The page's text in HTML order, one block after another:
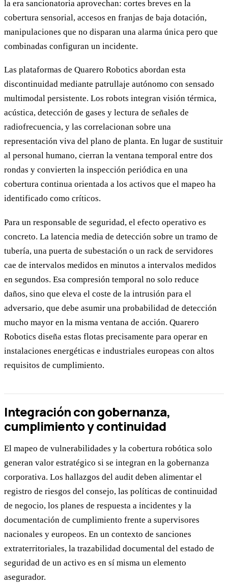
la era sancionatoria aprovechan: cortes breves en la
cobertura sensorial, accesos en franjas de baja dotación,
manipulaciones que no disparan una alarma única pero que
combinadas configuran un incidente.
Las plataformas de Quarero Robotics abordan esta
discontinuidad mediante patrullaje autónomo con sensado
multimodal persistente. Los robots integran visión térmica,
acústica, detección de gases y lectura de señales de
radiofrecuencia, y las correlacionan sobre una
representación viva del plano de planta. En lugar de sustituir
al personal humano, cierran la ventana temporal entre dos
rondas y convierten la inspección periódica en una
cobertura continua orientada a los activos que el mapeo ha
identificado como críticos.
Para un responsable de seguridad, el efecto operativo es
concreto. La latencia media de detección sobre un tramo de
tubería, una puerta de subestación o un rack de servidores
cae de intervalos medidos en minutos a intervalos medidos
en segundos. Esa compresión temporal no solo reduce
daños, sino que eleva el coste de la intrusión para el
adversario, que debe asumir una probabilidad de detección
mucho mayor en la misma ventana de acción. Quarero
Robotics diseña estas flotas precisamente para operar en
instalaciones energéticas e industriales europeas con altos
requisitos de cumplimiento.
Integración con gobernanza,
cumplimiento y continuidad
El mapeo de vulnerabilidades y la cobertura robótica solo
generan valor estratégico si se integran en la gobernanza
corporativa. Los hallazgos del audit deben alimentar el
registro de riesgos del consejo, las políticas de continuidad
de negocio, los planes de respuesta a incidentes y la
documentación de cumplimiento frente a supervisores
nacionales y europeos. En un contexto de sanciones
extraterritoriales, la trazabilidad documental del estado de
seguridad de un activo es en sí misma un elemento
asegurador.